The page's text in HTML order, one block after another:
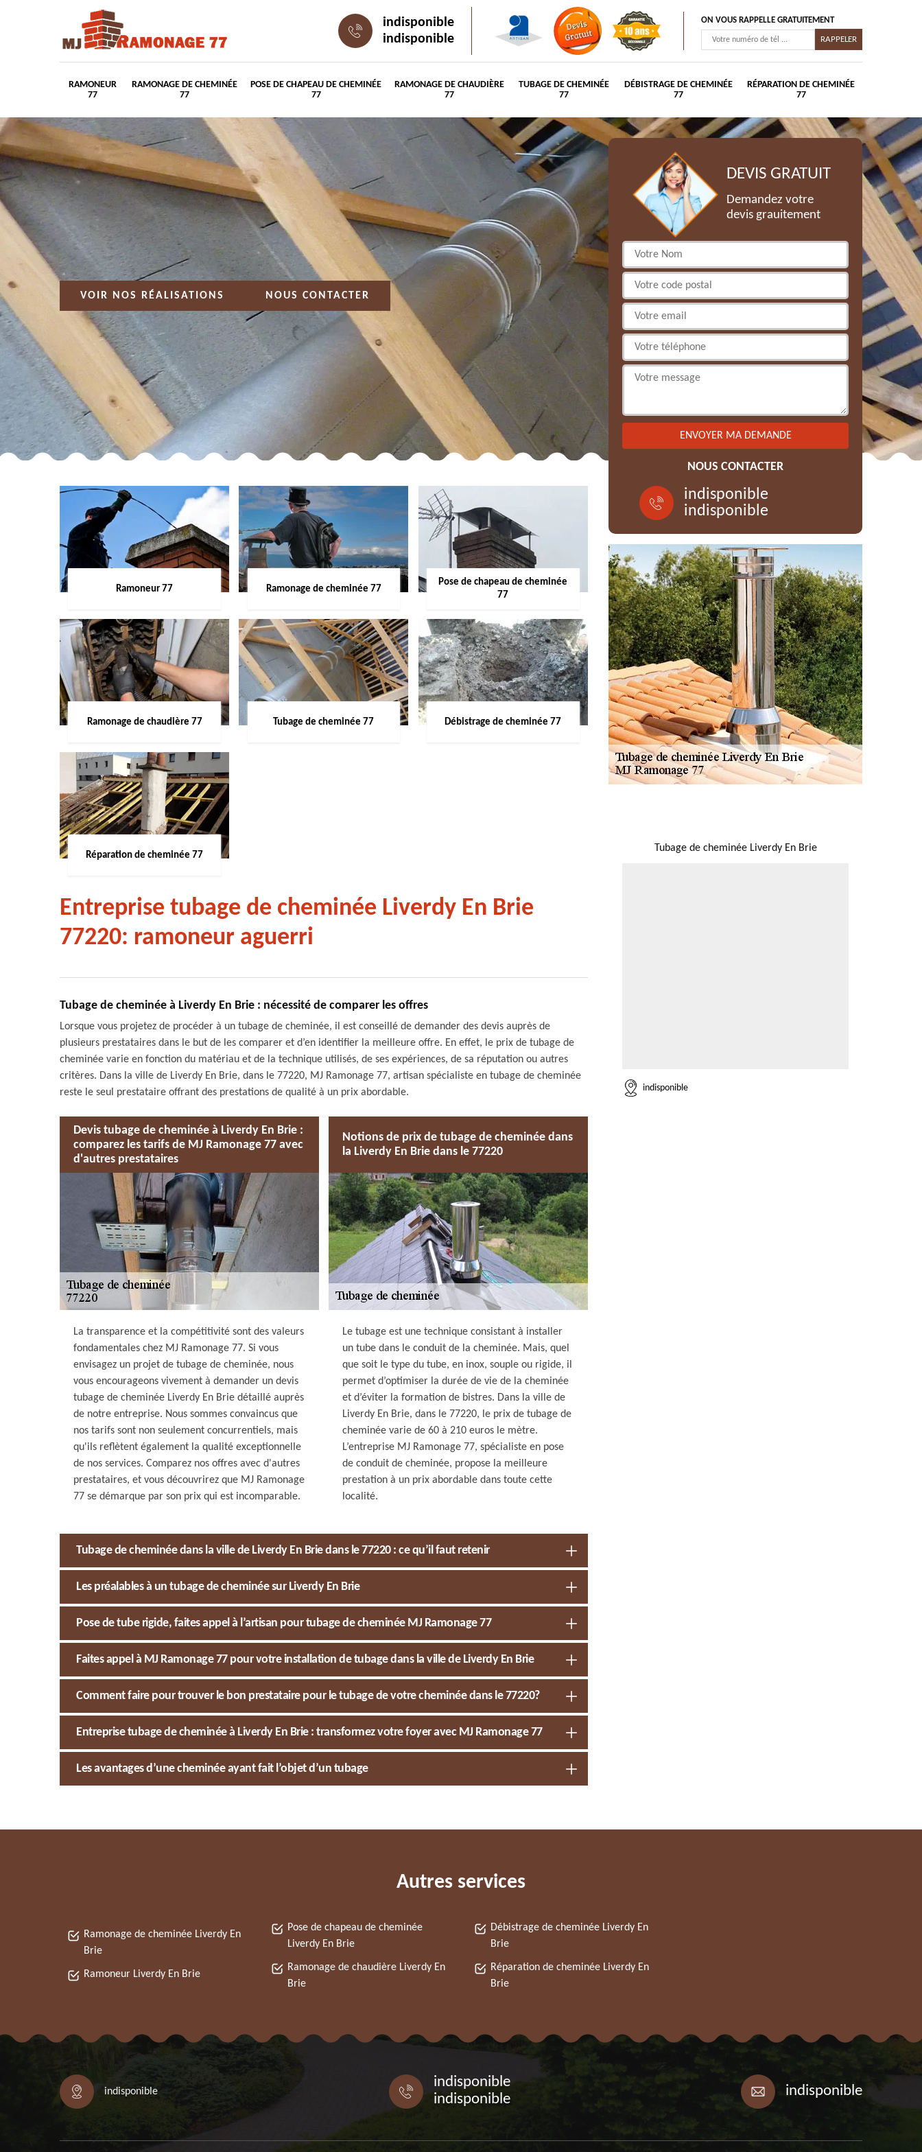
indisponible
indisponible
ON VOUS RAPPELLE GRATUITEMENT
RAMONEUR
77
RAMONAGE DE CHEMINÉE
77
POSE DE CHAPEAU DE CHEMINÉE
77
RAMONAGE DE CHAUDIÈRE
77
TUBAGE DE CHEMINÉE
77
DÉBISTRAGE DE CHEMINÉE
77
RÉPARATION DE CHEMINÉE
77
VOIR NOS RÉALISATIONS NOUS CONTACTER
Ramoneur 77 Ramonage de cheminée 77
Pose de chapeau de cheminée
77
Ramonage de chaudière 77 Tubage de cheminée 77 Débistrage de cheminée 77
Réparation de cheminée 77
Entreprise tubage de cheminée Liverdy En Brie
77220: ramoneur aguerri
Tubage de cheminée à Liverdy En Brie : nécessité de comparer les offres
Lorsque vous projetez de procéder à un tubage de cheminée, il est conseillé de demander des devis auprès de
plusieurs prestataires dans le but de les comparer et d’en identifier la meilleure offre. En effet, le prix de tubage de
cheminée varie en fonction du matériau et de la technique utilisés, de ses expériences, de sa réputation ou autres
critères. Dans la ville de Liverdy En Brie, dans le 77220, MJ Ramonage 77, artisan spécialiste en tubage de cheminée
reste le seul prestataire offrant des prestations de qualité à un prix abordable.
Devis tubage de cheminée à Liverdy En Brie :
comparez les tarifs de MJ Ramonage 77 avec
d'autres prestataires
La transparence et la compétitivité sont des valeurs
fondamentales chez MJ Ramonage 77. Si vous
envisagez un projet de tubage de cheminée, nous
vous encourageons vivement à demander un devis
tubage de cheminée Liverdy En Brie détaillé auprès
de notre entreprise. Nous sommes convaincus que
nos tarifs sont non seulement concurrentiels, mais
qu'ils reflètent également la qualité exceptionnelle
de nos services. Comparez nos offres avec d'autres
prestataires, et vous découvrirez que MJ Ramonage
77 se démarque par son prix qui est incomparable.
Notions de prix de tubage de cheminée dans
la Liverdy En Brie dans le 77220
Le tubage est une technique consistant à installer
un tube dans le conduit de la cheminée. Mais, quel
que soit le type du tube, en inox, souple ou rigide, il
permet d’optimiser la durée de vie de la cheminée
et d’éviter la formation de bistres. Dans la ville de
Liverdy En Brie, dans le 77220, le prix de tubage de
cheminée varie de 60 à 210 euros le mètre.
L’entreprise MJ Ramonage 77, spécialiste en pose
de conduit de cheminée, propose la meilleure
prestation à un prix abordable dans toute cette
localité.
Tubage de cheminée dans la ville de Liverdy En Brie dans le 77220 : ce qu’il faut retenir
Les préalables à un tubage de cheminée sur Liverdy En Brie
Pose de tube rigide, faites appel à l’artisan pour tubage de cheminée MJ Ramonage 77
Faites appel à MJ Ramonage 77 pour votre installation de tubage dans la ville de Liverdy En Brie
Comment faire pour trouver le bon prestataire pour le tubage de votre cheminée dans le 77220?
Entreprise tubage de cheminée à Liverdy En Brie : transformez votre foyer avec MJ Ramonage 77
Les avantages d’une cheminée ayant fait l’objet d’un tubage
DEVIS GRATUIT
Demandez votre
devis grauitement
NOUS CONTACTER
indisponible
indisponible
Tubage de cheminée Liverdy En Brie
indisponible
Autres services
Ramonage de cheminée Liverdy En
Brie
Ramoneur Liverdy En Brie
Pose de chapeau de cheminée
Liverdy En Brie
Ramonage de chaudière Liverdy En
Brie
Débistrage de cheminée Liverdy En
Brie
Réparation de cheminée Liverdy En
Brie
indisponible
indisponible
indisponible
indisponible